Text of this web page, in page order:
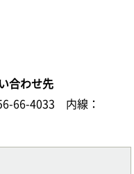
合わせ先
66-4033
内線：